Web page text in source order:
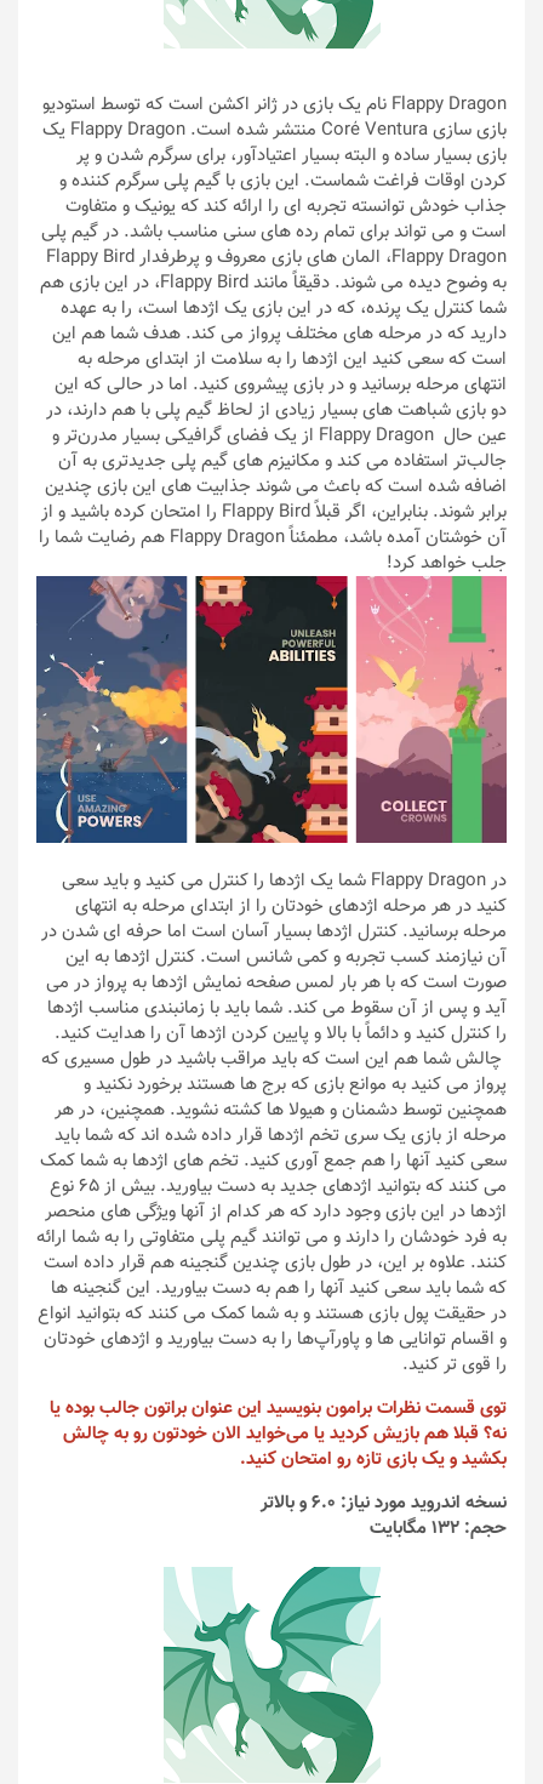
Flappy Dragon نام یک بازی در ژانر اکشن است که توسط استودیو
بازی سازی Coré Ventura منتشر شده است. Flappy Dragon یک
بازی بسیار ساده و البته بسیار اعتیادآور، برای سرگرم شدن و پر
کردن اوقات فراغت شماست. این بازی با گیم پلی سرگرم کننده و
جذاب خودش توانسته تجربه ای را ارائه کند که یونیک و متفاوت
است و می تواند برای تمام رده های سنی مناسب باشد. در گیم پلی
Flappy Dragon، المان های بازی معروف و پرطرفدار Flappy Bird
به وضوح دیده می شوند. دقیقاً مانند Flappy Bird، در این بازی هم
شما کنترل یک پرنده، که در این بازی یک اژدها است، را به عهده
دارید که در مرحله های مختلف پرواز می کند. هدف شما هم این
است که سعی کنید این اژدها را به سلامت از ابتدای مرحله به
انتهای مرحله برسانید و در بازی پیشروی کنید. اما در حالی که این
دو بازی شباهت های بسیار زیادی از لحاظ گیم پلی با هم دارند،‌ در
عین حال Flappy Dragon از یک فضای گرافیکی بسیار مدرن‌تر و
جالب‌تر استفاده می کند و مکانیزم های گیم پلی جدیدتری به آن
اضافه شده است که باعث می شوند جذابیت های این بازی چندین
برابر شوند. بنابراین،‌ اگر قبلاً Flappy Bird را امتحان کرده باشید و از
آن خوشتان آمده باشد، مطمئناً Flappy Dragon هم رضایت شما را
جلب خواهد کرد!
در Flappy Dragon شما یک اژدها را کنترل می کنید و باید سعی
کنید در هر مرحله اژدهای خودتان را از ابتدای مرحله به انتهای
مرحله برسانید. کنترل اژدها بسیار آسان است اما حرفه ای شدن در
آن نیازمند کسب تجربه و کمی شانس است. کنترل اژدها به این
صورت است که با هر بار لمس صفحه نمایش اژدها به پرواز در می
آید و پس از آن سقوط می کند. شما باید با زمانبندی مناسب اژدها
را کنترل کنید و دائماً با بالا و پایین کردن اژدها آن را هدایت کنید.
چالش شما هم این است که باید مراقب باشید در طول مسیری که
پرواز می کنید به موانع بازی که برج ها هستند برخورد نکنید و
همچنین توسط دشمنان و هیولا ها کشته نشوید. همچنین،‌ در هر
مرحله از بازی یک سری تخم اژدها قرار داده شده اند که شما باید
سعی کنید آنها را هم جمع آوری کنید. تخم های اژدها به شما کمک
می کنند که بتوانید اژدهای جدید به دست بیاورید. بیش از 65 نوع
اژدها در این بازی وجود دارد که هر کدام از آنها ویژگی های منحصر
به فرد خودشان را دارند و می توانند گیم پلی متفاوتی را به شما ارائه
کنند. علاوه بر این،‌ در طول بازی چندین گنجینه هم قرار داده است
که شما باید سعی کنید آنها را هم به دست بیاورید. این گنجینه ها
در حقیقت پول بازی هستند و به شما کمک می کنند که بتوانید انواع
و اقسام توانایی ها و پاورآپ‌ها را به دست بیاورید و اژدهای خودتان
را قوی تر کنید.
توی قسمت نظرات برامون بنویسید این عنوان براتون جالب بوده یا
نه؟ قبلا هم بازیش کردید یا می‌خواید الان خودتون رو به چالش
بکشید و یک بازی تازه رو امتحان کنید.
نسخه اندروید مورد نیاز: 6.0 و بالاتر
حجم: 132 مگابایت